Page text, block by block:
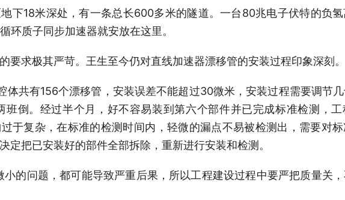
18米深处，有一条总长600多米的隧道。一台80兆电子伏特的负氢
环质子同步加速器就安放在这里。
求极其严苛。王生至今仍对直线加速器漂移管的安装过程印象深刻。
共有156个漂移管，安装误差不能超过30微米，安装过程需要调节几
班倒。经过半个月，好不容易装到第六个部件并已完成标准检测，
于复杂，在标准的检测时间内，轻微的漏点不易被检测出，需要对
定把已安装好的部件全部拆除，重新进行安装和检测。
的问题，都可能导致严重后果，所以工程建设过程中要严把质量关